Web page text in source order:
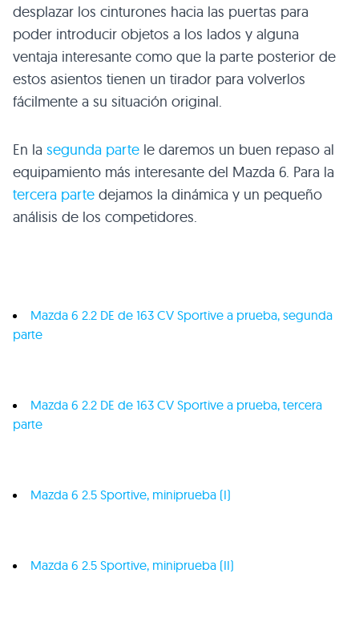
desplazar los cinturones hacia las puertas para
poder introducir objetos a los lados y alguna
ventaja interesante como que la parte posterior de
estos asientos tienen un tirador para volverlos
fácilmente a su situación original.
En la segunda parte le daremos un buen repaso al
equipamiento más interesante del Mazda 6. Para la
tercera parte dejamos la dinámica y un pequeño
análisis de los competidores.
Mazda 6 2.2 DE de 163 CV Sportive a prueba, segunda
parte
Mazda 6 2.2 DE de 163 CV Sportive a prueba, tercera
parte
Mazda 6 2.5 Sportive, miniprueba (I)
Mazda 6 2.5 Sportive, miniprueba (II)